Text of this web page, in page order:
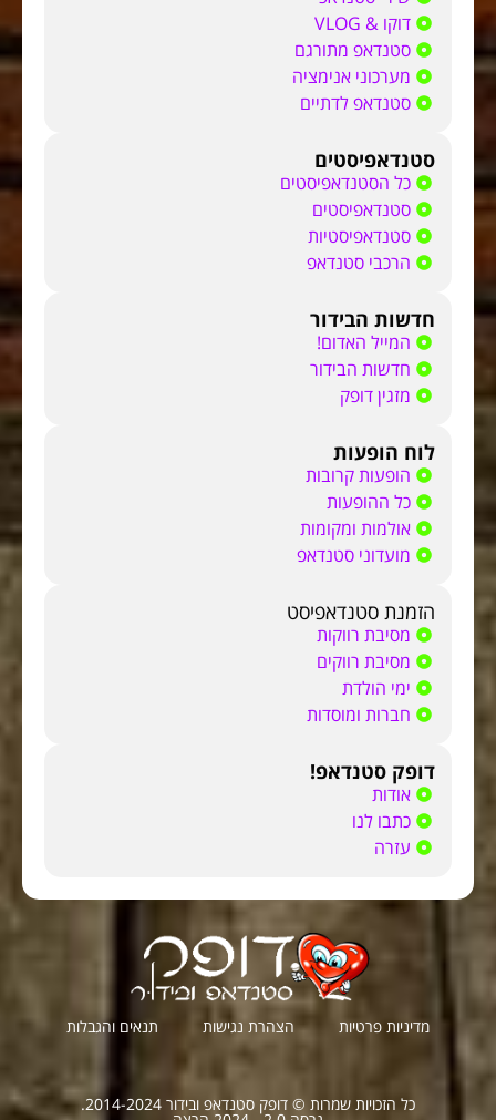
דוקו & VLOG
סטנדאפ מתורגם
מערכוני אנימציה
סטנדאפ לדתיים
סטנדאפיסטים
כל הסטנדאפיסטים
סטנדאפיסטים
סטנדאפיסטיות
הרכבי סטנדאפ
חדשות הבידור
המייל האדום!
חדשות הבידור
מזגין דופק
לוח הופעות
הופעות קרובות
כל ההופעות
אולמות ומקומות
מועדוני סטנדאפ
הזמנת סטנדאפיסט
מסיבת רווקות
מסיבת רווקים
ימי הולדת
חברות ומוסדות
דופק סטנדאפ!
אודות
כתבו לנו
עזרה
מדיניות פרטיות הצהרת נגישות תנאים והגבלות
כל הזכויות שמרות © דופק סטנדאפ ובידור 2014-2024.